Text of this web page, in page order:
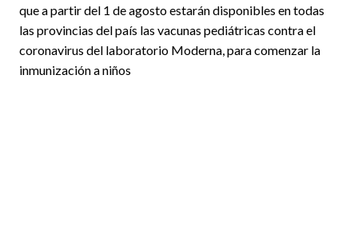
que a partir del 1 de agosto estarán disponibles en todas
las provincias del país las vacunas pediátricas contra el
coronavirus del laboratorio Moderna, para comenzar la
inmunización a niños